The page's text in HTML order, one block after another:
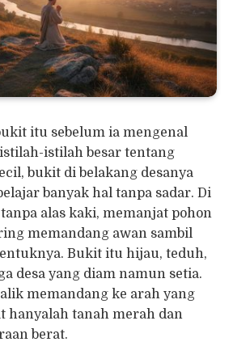
itu sebelum ia mengenal
istilah besar tentang
bukit di belakang desanya
banyak hal tanpa sadar. Di
alas kaki, memanjat pohon
memandang awan sambil
Bukit itu hijau, teduh,
desa yang diam namun setia.
memandang ke arah yang
hanyalah tanah merah dan
berat.